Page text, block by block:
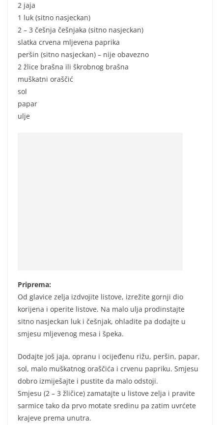
2 jaja
1 luk (sitno nasjeckan)
2 – 3 češnja češnjaka (sitno nasjeckan)
slatka crvena mljevena paprika
peršin (sitno nasjeckan) – nije obavezno
2 žlice brašna ili škrobnog brašna
muškatni oraščić
sol
papar
ulje
Priprema:
Od glavice zelja izdvojite listove, izrežite gornji dio
korijena i operite listove. Na malo ulja prodinstajte
sitno nasjeckan luk i češnjak, ohladite pa dodajte u
smjesu mljevenog mesa i špeka.
Dodajte još jaja, opranu i ocijeđenu rižu, peršin, papar,
sol, malo muškatnog oraščića i crvenu papriku. Smjesu
dobro izmiješajte i pustite da malo odstoji.
Smjesu (2 – 3 žličice) zamatajte u listove zelja i pravite
sarmice tako da prvo motate sredinu pa zatim uvrćete
krajeve prema unutra.